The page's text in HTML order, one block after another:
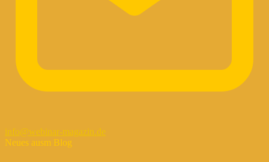
info@webinar-magazin.de
Neues ausm Blog